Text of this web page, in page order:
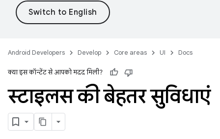
Android Developers Develop Core areas UI Docs
क्या इस कॉन्टेंट से आपको मदद मिली?
स्टाइलस की बेहतर सुविधाएं